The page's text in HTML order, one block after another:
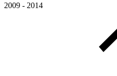
2009 - 2014